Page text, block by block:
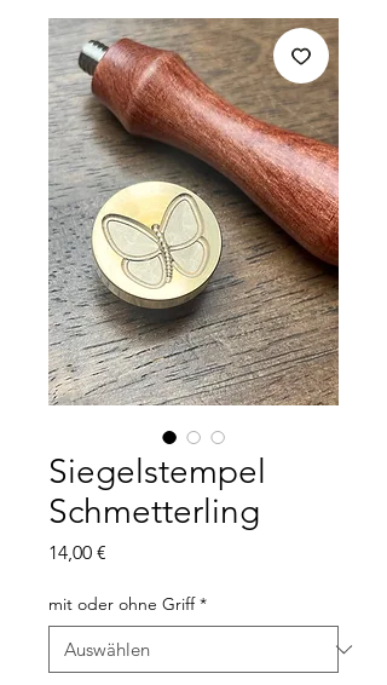
Siegelstempel
Schmetterling
14,00 €
mit oder ohne Griff *